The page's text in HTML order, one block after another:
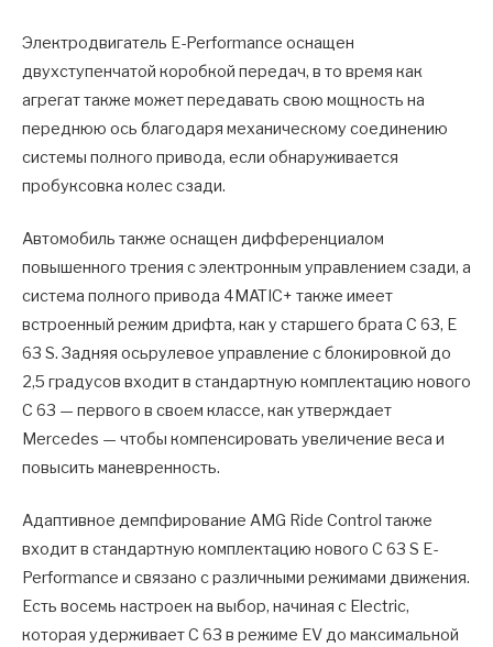
Электродвигатель E-Performance оснащен
двухступенчатой ​​коробкой передач, в то время как
агрегат также может передавать свою мощность на
переднюю ось благодаря механическому соединению
системы полного привода, если обнаруживается
пробуксовка колес сзади.
Автомобиль также оснащен дифференциалом
повышенного трения с электронным управлением сзади, а
система полного привода 4MATIC+ также имеет
встроенный режим дрифта, как у старшего брата C 63, E
63 S. Задняя осьрулевое управление с блокировкой до
2,5 градусов входит в стандартную комплектацию нового
C 63 — первого в своем классе, как утверждает
Mercedes — чтобы компенсировать увеличение веса и
повысить маневренность.
Адаптивное демпфирование AMG Ride Control также
входит в стандартную комплектацию нового C 63 S E-
Performance и связано с различными режимами движения.
Есть восемь настроек на выбор, начиная с Electric,
которая удерживает C 63 в режиме EV до максимальной